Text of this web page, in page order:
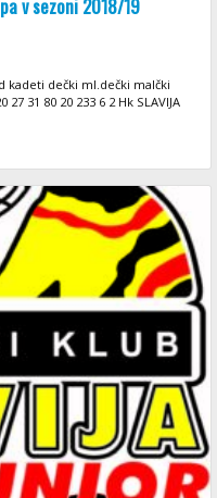
v sezoni 2018/19
kadeti dečki ml.dečki malčki
31 80 20 233 6 2 Hk SLAVIJA